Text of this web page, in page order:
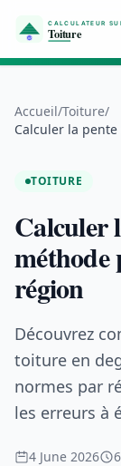
Accueil/Toiture/
Calculer la
TOITURE
Calculer
méthode
région
Découvrez
toiture en
normes par
les erreurs à
4 June 2026